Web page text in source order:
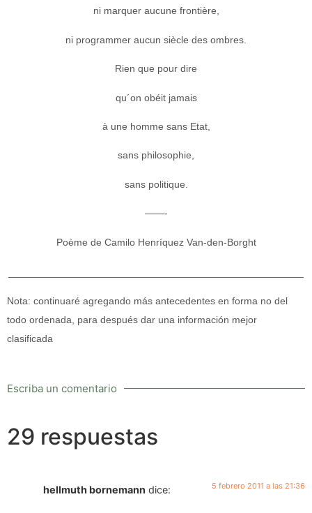
ni marquer aucune frontière,
ni programmer aucun siècle des ombres.
Rien que pour dire
qu´on obéit jamais
à une homme sans Etat,
sans philosophie,
sans politique.
——-
Poème de Camilo Henríquez Van-den-Borght
Nota: continuaré agregando más antecedentes en forma no del
todo ordenada, para después dar una información mejor
clasificada
Escriba un comentario
29 respuestas
hellmuth bornemann dice: 5 febrero 2011 a las 21:36